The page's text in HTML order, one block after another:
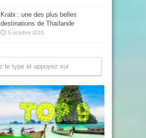
Krabi : une des plus belles
destinations de Thaïlande
5 octobre 2015